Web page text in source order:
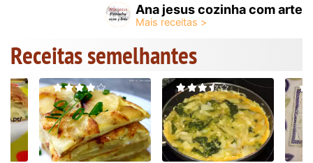
Ana jesus cozinha com arte
Receitas semelhantes